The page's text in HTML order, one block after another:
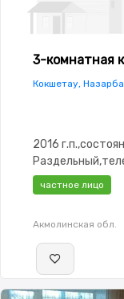
3-комнатная
Кокшетау,
2016
кухня,Новая
частное лицо
Акмолинская обл.